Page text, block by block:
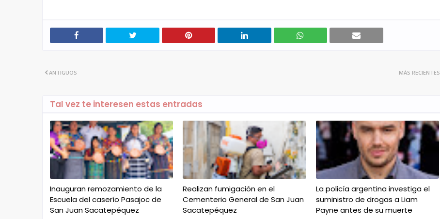
MÁS RECIENTES
ANTIGUOS
Tal vez te interesen estas entradas
Inauguran remozamiento de la
Escuela del caserío Pasajoc de
San Juan Sacatepéquez
Realizan fumigación en el
Cementerio General de San Juan
Sacatepéquez
La policía argentina investiga el
suministro de drogas a Liam
Payne antes de su muerte